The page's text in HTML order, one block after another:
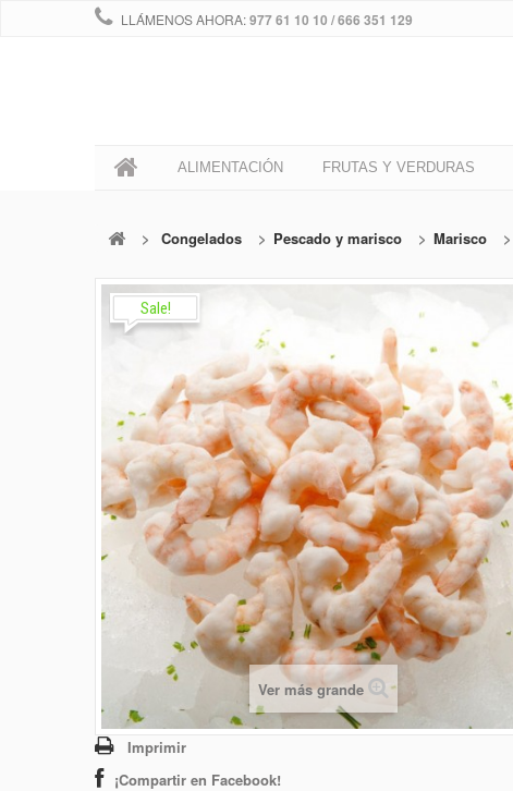
LLÁMENOS AHORA:977 61 10 10 / 666 351 129
ALIMENTACIÓN FRUTAS Y VERDURAS
> Congelados > Pescado y marisco > Marisco >
Sale!
Ver más grande
Imprimir
¡Compartir en Facebook!